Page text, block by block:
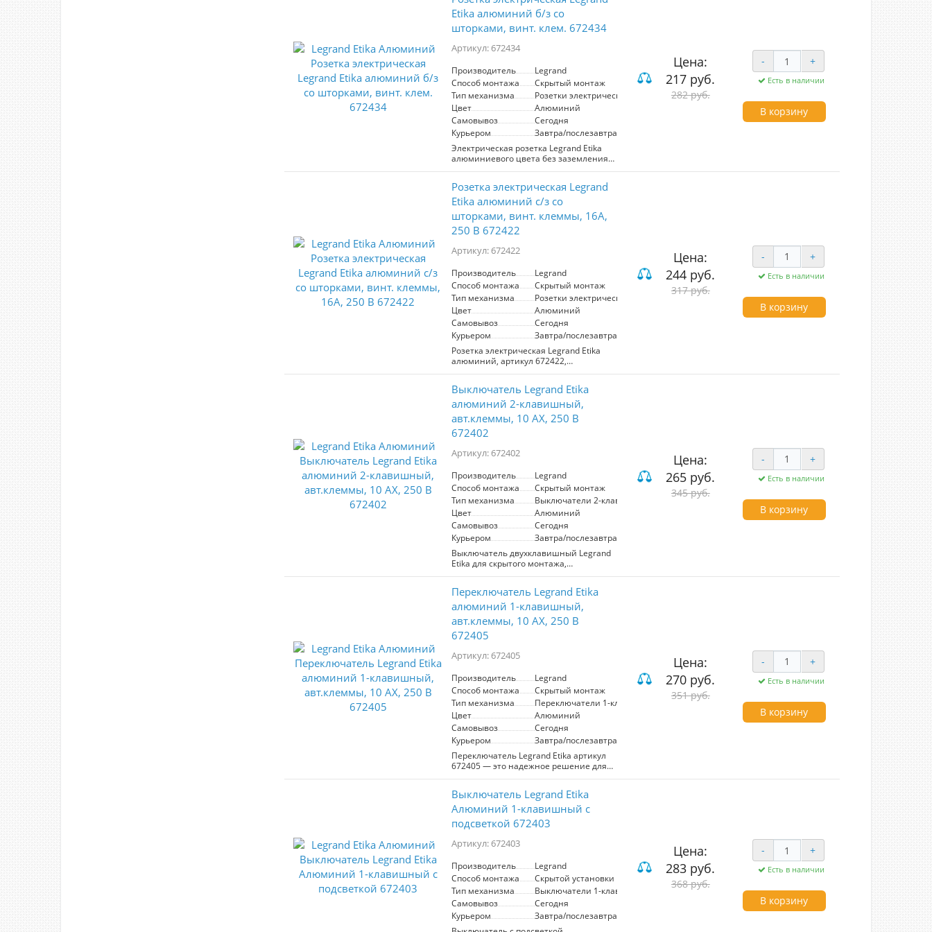
элегантности и современного стиля,
при этом обеспечивая надежное
использование в повседневной жизни.
Производитель Legrand гарантирует
высокое качество и соответствие
современным стандартам.
изготовлено из высококачественного
АБС пластика, что гарантирует
долговечность и устойчивость к
выгоранию и загрязнениям.
Особенностью данной рамки является
многоуровневых защёлках,
позволяющая легко устанавливать её
даже на неидеально ровных стенах,
что исключает видимые неровности.
Компактный и стильный дизайн
идеально впишется в любой интерьер,
обеспечивая не только
функциональность, но и эстетику
пространства. Рамка от Legrand - это
Etika алюминий б/з со
шторками, винт. клем. 672434
Артикул: 672434
Производитель
Legrand
Способ монтажа
Скрытый монтаж
Тип механизма
Розетки электрические
Цвет
Алюминий
Самовывоз
Сегодня
Курьером
Завтра/послезавтра
Электрическая розетка Legrand Etika
алюминиевого цвета без заземления
со шторками. Оснащена винтовыми
подключения. Стильный дизайн и
безопасность в использовании.
интерьеров.
Цена:
217 руб.
282 руб.
- +
Есть в наличии
В корзину
Розетка электрическая Legrand
Etika алюминий с/з со
шторками, винт. клеммы, 16А,
250 В 672422
Артикул: 672422
Производитель
Legrand
Способ монтажа
Скрытый монтаж
Тип механизма
Розетки электрические
Цвет
Алюминий
Самовывоз
Сегодня
Курьером
Завтра/послезавтра
Розетка электрическая Legrand Etika
алюминий, артикул 672422,
представляет собой надежное и
или офиса. Изготовленная с
использованием высококачественных
материалов, она обеспечивает
безопасное подключение благодаря
встроенным шторкам, которые
токоведущими частями. Винтовые
соединение, а номинальный ток в 16А
и напряжение 250В позволяют
использовать розетку для широкого
спектра бытовых и офисных приборов.
Элегантный алюминиевый цвет
добавляет современный акцент в
интерьер, гармонично сочетаясь с
различными дизайнерскими
решениями. Идеально подходит для
установки в жилых и рабочих
пространствах, где важны как
безопасность, так и эстетика.
Цена:
244 руб.
317 руб.
- +
Есть в наличии
В корзину
Выключатель Legrand Etika
алюминий 2-клавишный,
авт.клеммы, 10 AX, 250 В
672402
Артикул: 672402
Производитель
Legrand
Способ монтажа
Скрытый монтаж
Тип механизма
Выключатели 2-клавишные
Цвет
Алюминий
Самовывоз
Сегодня
Курьером
Завтра/послезавтра
Выключатель двухклавишный Legrand
Etika для скрытого монтажа,
номинальный ток 10 А, цвет алюминий
электрическими цепями.Особенности:-
Материал клавиши -глянцевый AБС
пластик, стоек к выгоранию и
загрязнениям.- Ход клавиши короткий,
не громкий- Все токоведущие части
случайного прикосновения.-
присоединения проводов не требуют
обслуживания.. Особенности серии
Etika:- Корпус механизма-
высококачественный поликарбонат, не
проводит электрический ток, не
поддерживает горение.- Специальный
профиль внешнего контура механизма
обеспечивает простоту и
безошибочность многопостового
монтажа- Острые крепёжные лапки с
широким углом раскрытия
обеспечивают надёжную фиксацию в
монтажной коробке
Цена:
265 руб.
345 руб.
- +
Есть в наличии
В корзину
Переключатель Legrand Etika
алюминий 1-клавишный,
авт.клеммы, 10 AX, 250 В
672405
Артикул: 672405
Производитель
Legrand
Способ монтажа
Скрытый монтаж
Тип механизма
Переключатели 1-клавишные проходные
Цвет
Алюминий
Самовывоз
Сегодня
Курьером
Завтра/послезавтра
Переключатель Legrand Etika артикул
672405 — это надежное решение для
управления электрооборудованием.
высококачественного ABS-пластика,
этот одноклавишный переключатель в
элегантном алюминиевом цвете
подходит для скрытого монтажа и
идеально впишется в любой интерьер.
Номинальный ток 10 А и напряжение
с нагрузкой, а особая конструкция с
матовой поверхностью делает его
устойчивым к загрязнениям и
выгоранию. Удобный короткий ход и
тихое переключение обеспечивают
комфорт в использовании. Благодаря
Цена:
270 руб.
351 руб.
- +
Есть в наличии
В корзину
Выключатель Legrand Etika
Алюминий 1-клавишный с
подсветкой 672403
Артикул: 672403
Производитель
Legrand
Способ монтажа
Скрытой установки
Тип механизма
Выключатели 1-клавишные
Самовывоз
Сегодня
Курьером
Завтра/послезавтра
Цена:
283 руб.
368 руб.
- +
Есть в наличии
В корзину